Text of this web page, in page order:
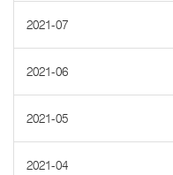
2021-07
2021-06
2021-05
2021-04